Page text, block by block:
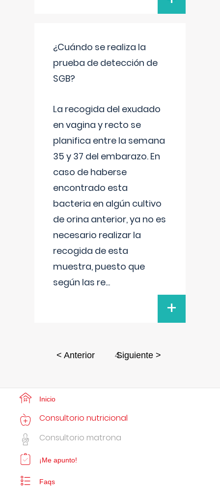
¿Cuándo se realiza la
prueba de detección de
SGB?
La recogida del exudado
en vagina y recto se
planifica entre la semana
35 y 37 del embarazo. En
caso de haberse
encontrado esta
bacteria en algún cultivo
de orina anterior, ya no es
necesario realizar la
recogida de esta
muestra, puesto que
según las re...
+
< Anterior 4
Siguiente >
Inicio
Consultorio nutricional
Consultorio matrona
¡Me apunto!
Faqs